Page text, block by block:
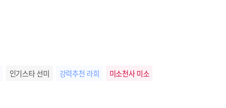
인기스타 선미 강력추천 라희 미소천사 미소